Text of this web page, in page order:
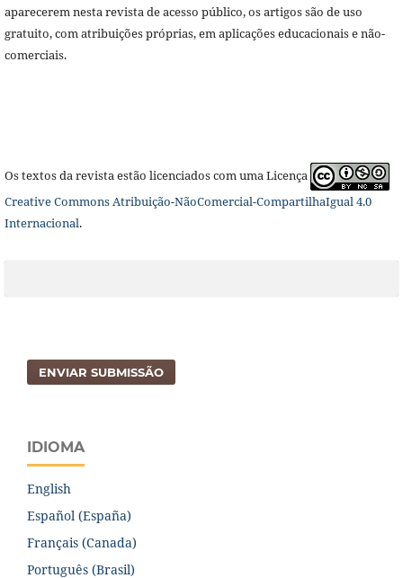
aparecerem nesta revista de acesso público, os artigos são de uso
gratuito, com atribuições próprias, em aplicações educacionais e não-
comerciais.
Os textos da revista estão licenciados com uma Licença
Creative Commons Atribuição-NãoComercial-CompartilhaIgual 4.0
Internacional.
ENVIAR SUBMISSÃO
IDIOMA
English
Español (España)
Français (Canada)
Português (Brasil)